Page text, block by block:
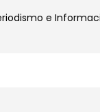
e